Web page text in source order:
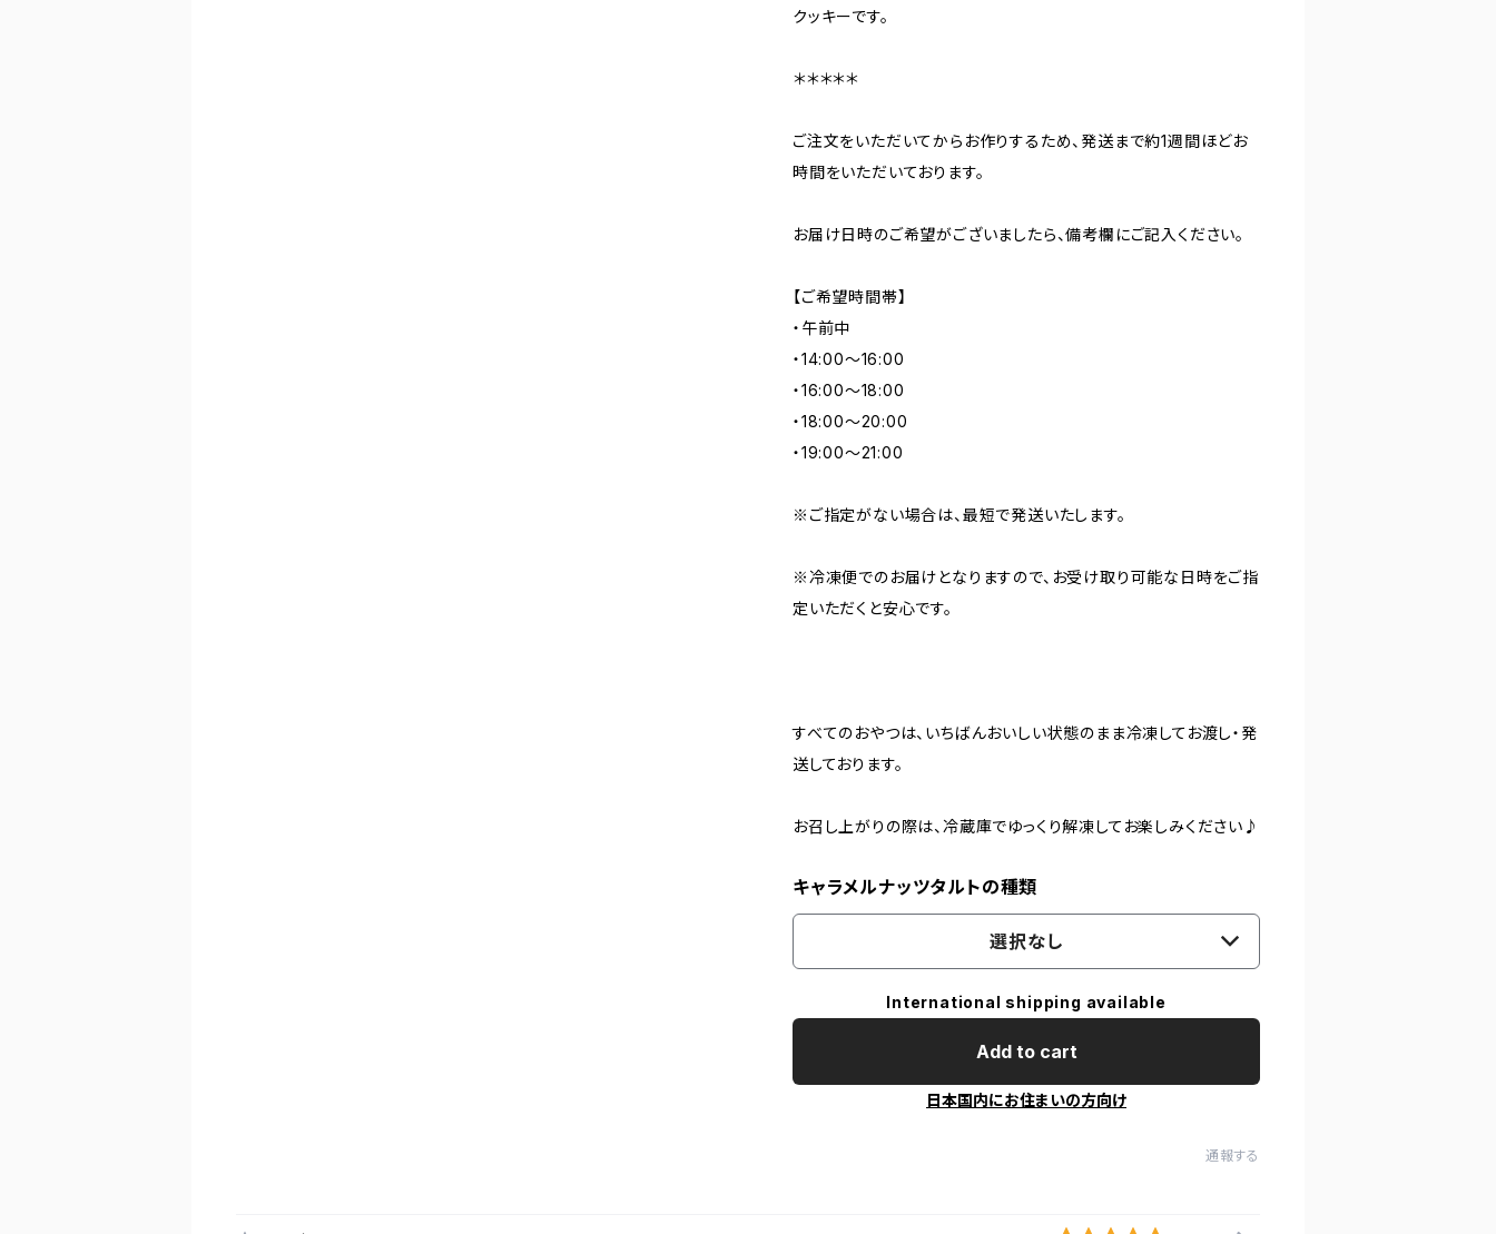
クッキーです。
＊＊＊＊＊
ご注文をいただいてからお作りするため、発送まで約1週間ほどお
時間をいただいております。
お届け日時のご希望がございましたら、備考欄にご記入ください。
【ご希望時間帯】
・午前中
・14:00〜16:00
・16:00〜18:00
・18:00〜20:00
・19:00〜21:00
※ご指定がない場合は、最短で発送いたします。
※冷凍便でのお届けとなりますので、お受け取り可能な日時をご指
定いただくと安心です。
すべてのおやつは、いちばんおいしい状態のまま冷凍してお渡し・発
送しております。
お召し上がりの際は、冷蔵庫でゆっくり解凍してお楽しみください♪
キャラメルナッツタルトの種類
選択なし
International shipping available
Add to cart
日本国内にお住まいの方向け
通報する